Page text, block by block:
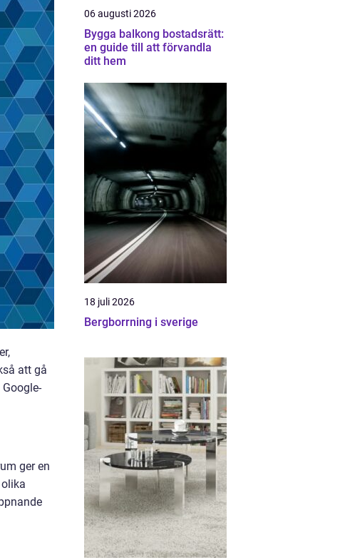
att gå
ger en
06 augusti 2026
Bygga balkong bostadsrätt:
en guide till att förvandla
ditt hem
18 juli 2026
Bergborrning i sverige